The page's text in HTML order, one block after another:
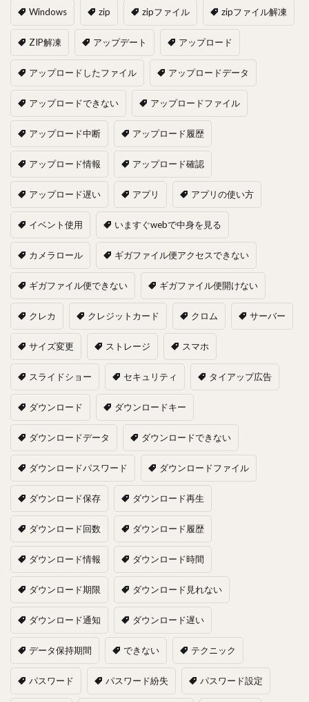
Windows zip zipファイル zipファイル解凍
ZIP解凍 アップデート アップロード
アップロードしたファイル アップロードデータ
アップロードできない アップロードファイル
アップロード中断 アップロード履歴
アップロード情報 アップロード確認
アップロード遅い アプリ アプリの使い方
イベント使用 いますぐwebで中身を見る
カメラロール ギガファイル便アクセスできない
ギガファイル便できない ギガファイル便開けない
クレカ クレジットカード クロム サーバー
サイズ変更 ストレージ スマホ
スライドショー セキュリティ タイアップ広告
ダウンロード ダウンロードキー
ダウンロードデータ ダウンロードできない
ダウンロードパスワード ダウンロードファイル
ダウンロード保存 ダウンロード再生
ダウンロード回数 ダウンロード履歴
ダウンロード情報 ダウンロード時間
ダウンロード期限 ダウンロード見れない
ダウンロード通知 ダウンロード遅い
データ保持期間 できない テクニック
パスワード パスワード紛失 パスワード設定